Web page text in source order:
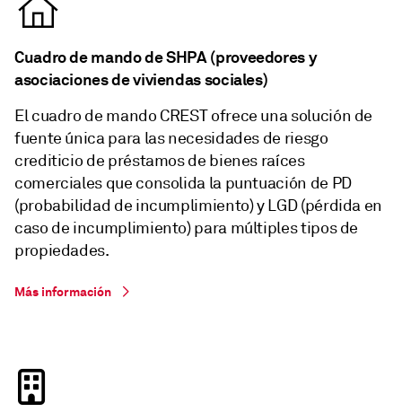
Cuadro de mando de SHPA (proveedores y
asociaciones de viviendas sociales)
El cuadro de mando CREST ofrece una solución de
fuente única para las necesidades de riesgo
crediticio de préstamos de bienes raíces
comerciales que consolida la puntuación de PD
(probabilidad de incumplimiento) y LGD (pérdida en
caso de incumplimiento) para múltiples tipos de
propiedades.
Más información